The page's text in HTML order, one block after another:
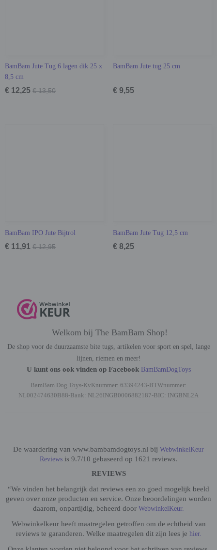
BamBam Jute Tug 6 lagen dik 25 x
8,5 cm
€ 12,25 € 13,50
BamBam Jute tug 25 cm
€ 9,55
BamBam IPO Jute Bijtrol
€ 11,91 € 12,95
BamBam Jute Tug 12,5 cm
€ 8,25
Welkom bij The BamBam Shop!
De shop voor de duurzaamste bite tugs, artikelen voor sport en spel, lange
lijnen, riemen en meer!
U kunt ons ook vinden op Facebook BamBamDogToys
BamBam Dog Toys-KvKnummer: 63394243-BTWnummer:
NL002474630B88-Bank: NL26INGB0006882187-BIC: INGBNL2A
De waardering van www.bambamdogtoys.nl bij WebwinkelKeur
Reviews is 9.7/10 gebaseerd op 1621 reviews.
REVIEWS
“We vinden het belangrijk dat reviews een zo goed mogelijk beeld
geven over onze producten en service. Onze beoordelingen worden
daarom, onpartijdig, beheerd door WebwinkelKeur.
Webwinkelkeur heeft maatregelen getroffen om de echtheid van
reviews te garanderen. Welke maatregelen dit zijn lees je hier.